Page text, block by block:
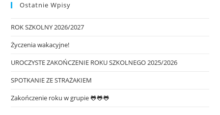
Ostatnie Wpisy
ROK SZKOLNY 2026/2027
Życzenia wakacyjne!
UROCZYSTE ZAKOŃCZENIE ROKU SZKOLNEGO 2025/2026
SPOTKANIE ZE STRAŻAKIEM
Zakończenie roku w grupie 🐸🐸🐸